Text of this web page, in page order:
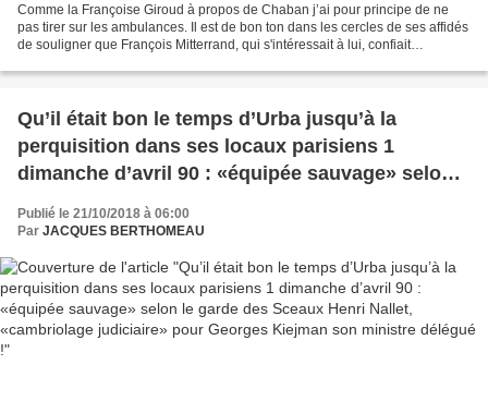
Comme la Françoise Giroud à propos de Chaban j’ai pour principe de ne
pas tirer sur les ambulances. Il est de bon ton dans les cercles de ses affidés
de souligner que François Mitterrand, qui s'intéressait à lui, confiait
Qu’il était bon le temps d’Urba jusqu’à la
perquisition dans ses locaux parisiens 1
dimanche d’avril 90 : «équipée sauvage» selon
judiciaire» pour Georges Kiejman son ministre
Publié le 21/10/2018 à 06:00
Par JACQUES BERTHOMEAU